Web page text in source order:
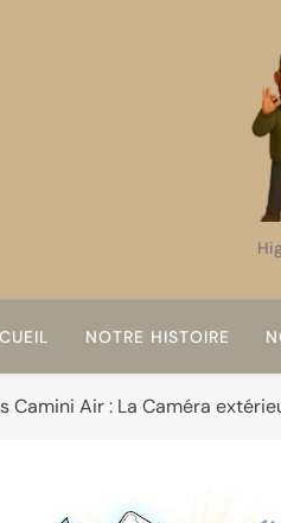
NOTRE HISTOIRE
Camini Air : La Caméra